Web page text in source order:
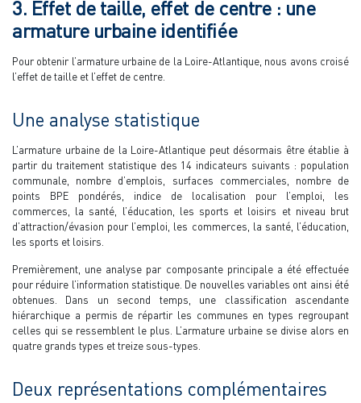
3. Effet de taille, effet de centre : une
armature urbaine identifiée
Pour obtenir l’armature urbaine de la Loire-Atlantique, nous avons croisé
l’effet de taille et l’effet de centre.
Une analyse statistique
L’armature urbaine de la Loire-Atlantique peut désormais être établie à
partir du traitement statistique des 14 indicateurs suivants : population
communale, nombre d’emplois, surfaces commerciales, nombre de
points BPE pondérés, indice de localisation pour l’emploi, les
commerces, la santé, l’éducation, les sports et loisirs et niveau brut
d’attraction/évasion pour l’emploi, les commerces, la santé, l’éducation,
les sports et loisirs.
Premièrement, une analyse par composante principale a été effectuée
pour réduire l’information statistique. De nouvelles variables ont ainsi été
obtenues. Dans un second temps, une classification ascendante
hiérarchique a permis de répartir les communes en types regroupant
celles qui se ressemblent le plus. L’armature urbaine se divise alors en
quatre grands types et treize sous-types.
Deux représentations complémentaires